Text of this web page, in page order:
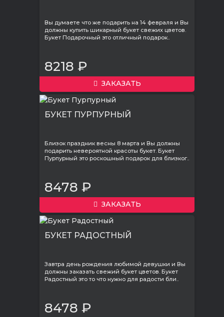
Вы думаете что же подарить на 14 февраля и Вы
должны купить шикарный букет свежих цветов.
Букет Подарочный это отличный подарок..
8218 ₽
ЗАКАЗАТЬ
БУКЕТ ПУРПУРНЫЙ
Близок праздник весны 8 марта и Вы должны
подарить невероятной красоты букет. Букет
Пурпурный это роскошный подарок для близког..
8478 ₽
ЗАКАЗАТЬ
БУКЕТ РАДОСТНЫЙ
Завтра день рождения любимой девушки и Вы
должны заказать свежий букет цветов. Букет
Радостный это то что нужно для радости бли..
8478 ₽